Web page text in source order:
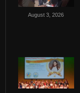
August 3, 2026